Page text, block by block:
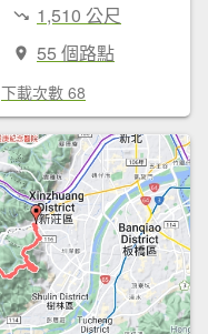
1,510 公尺
55 個路點
下載次數 68